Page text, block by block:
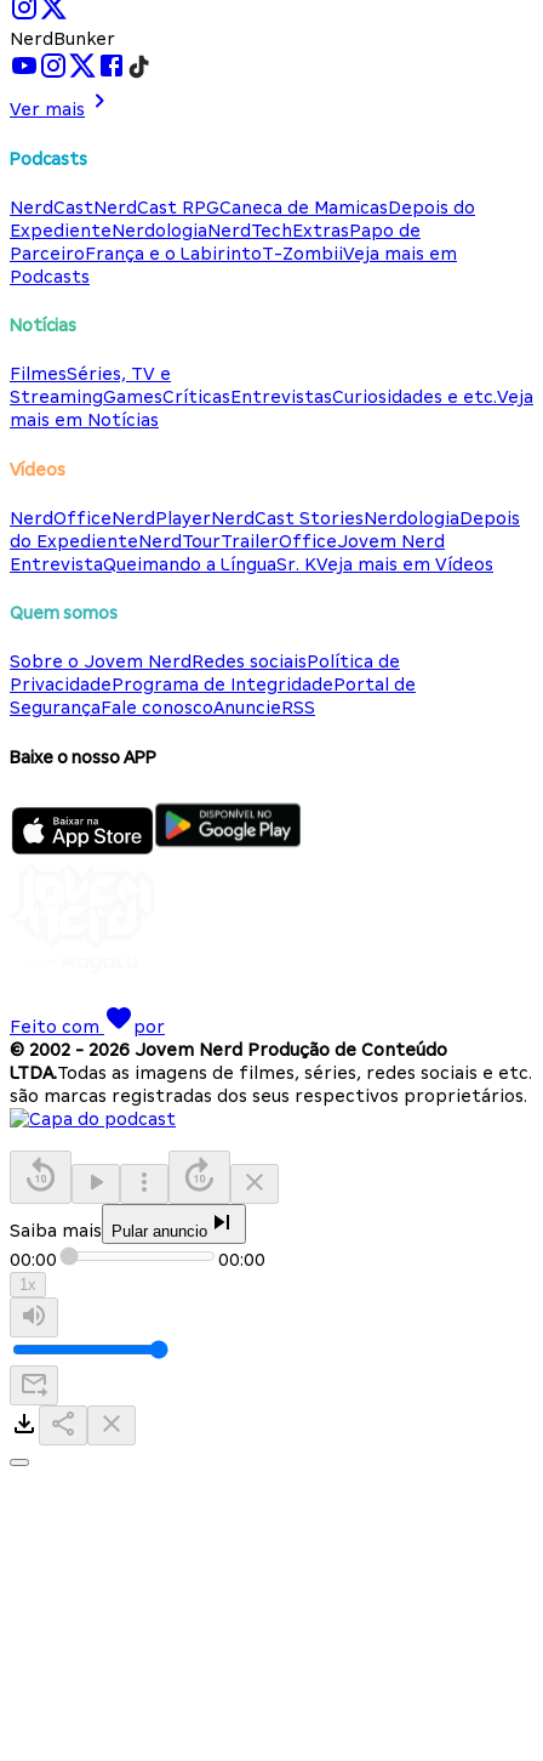
NerdBunker
Ver mais
Podcasts
NerdCastNerdCast RPGCaneca de MamicasDepois do
ExpedienteNerdologiaNerdTechExtrasPapo de
ParceiroFrança e o LabirintoT-ZombiiVeja mais em
Podcasts
Notícias
FilmesSéries, TV e
StreamingGamesCríticasEntrevistasCuriosidades e etc.Veja
mais em Notícias
Vídeos
NerdOfficeNerdPlayerNerdCast StoriesNerdologiaDepois
do ExpedienteNerdTourTrailerOfficeJovem Nerd
EntrevistaQueimando a LínguaSr. KVeja mais em Vídeos
Quem somos
Sobre o Jovem NerdRedes sociaisPolítica de
PrivacidadePrograma de IntegridadePortal de
SegurançaFale conoscoAnuncieRSS
Baixe o nosso APP
Feito com
por
© 2002 - 2026 Jovem Nerd Produção de Conteúdo
LTDA.Todas as imagens de filmes, séries, redes sociais e etc.
são marcas registradas dos seus respectivos proprietários.
Saiba mais Pular anuncio
00:00 00:00
1x